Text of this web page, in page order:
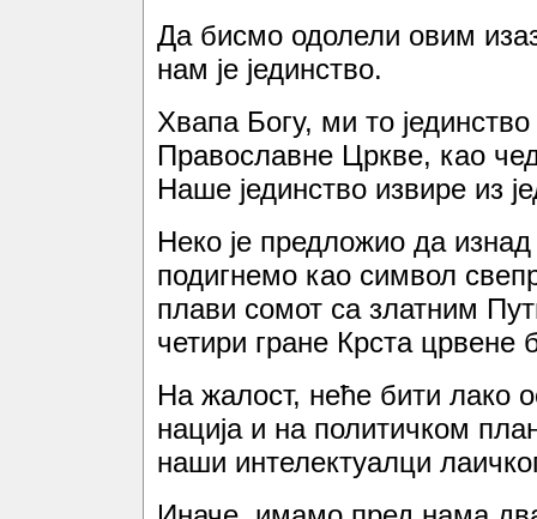
Да бисмо одолели овим
нам је јединство.
Хвапа Богу, ми то
Православне Цркве, као
Наше јединство извире из
Неко је предложио да
подигнемо као символ
плави сомот са златним
четири гране Крста црвене
На жалост, неће бити лако
нација и на политичком
наши интелектуалци